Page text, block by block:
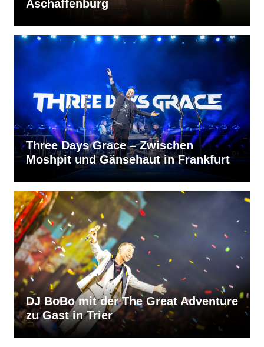
Aschaffenburg
Three Days Grace – Zwischen
Moshpit und Gänsehaut in Frankfurt
DJ BoBo mit der The Great Adventure
zu Gast in Trier